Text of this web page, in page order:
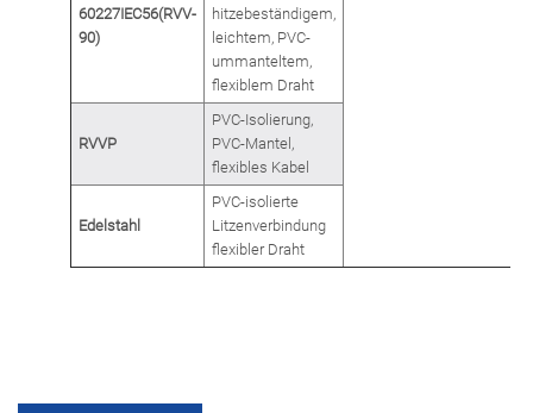
60227IEC56(RVV-
90)
hitzebeständigem,
leichtem, PVC-
ummanteltem,
flexiblem Draht
RVVP
PVC-Isolierung,
PVC-Mantel,
flexibles Kabel
Edelstahl
PVC-isolierte
Litzenverbindung
flexibler Draht